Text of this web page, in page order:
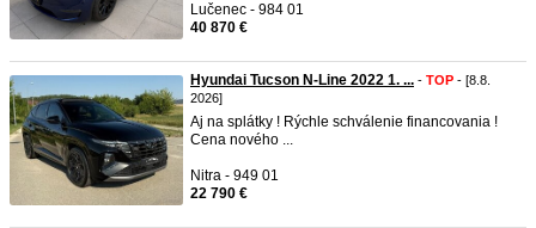
Lučenec - 984 01
40 870 €
Hyundai Tucson N-Line 2022 1. ... - TOP - [8.8.
2026]
Aj na splátky ! Rýchle schválenie financovania !
Cena nového ...
Nitra - 949 01
22 790 €